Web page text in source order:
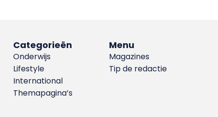
Menu
Magazines
Tip de redactie
Categorieën
Onderwijs
Lifestyle
International
Themapagina’s